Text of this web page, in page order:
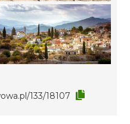
133/18107